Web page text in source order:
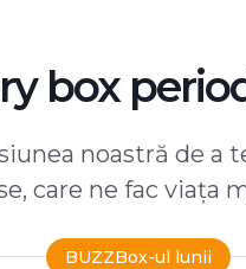
box
noastră de a
care ne fac viața
BUZZBox-ul lunii